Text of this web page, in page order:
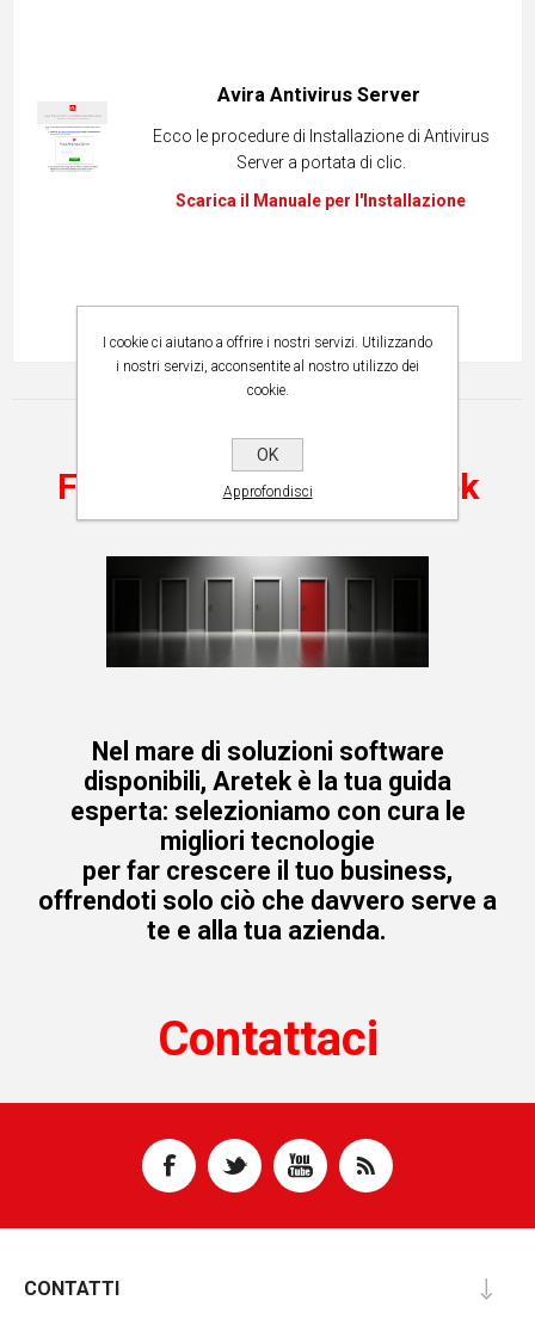
Avira Antivirus Server
Ecco le procedure di Installazione di Antivirus
Server a portata di clic.
Scarica il Manuale per l'Installazione
Fai tue le soluzioni Aretek
Nel mare di soluzioni software
disponibili, Aretek è la tua guida
esperta: selezioniamo con cura le
migliori tecnologie
per far crescere il tuo business,
offrendoti solo ciò che davvero serve a
te e alla tua azienda.
Contattaci
CONTATTI
I cookie ci aiutano a offrire i nostri servizi. Utilizzando
i nostri servizi, acconsentite al nostro utilizzo dei
cookie.
OK
Approfondisci